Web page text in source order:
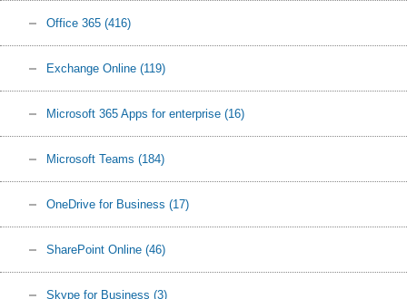
Office 365 (416)
Exchange Online (119)
Microsoft 365 Apps for enterprise (16)
Microsoft Teams (184)
OneDrive for Business (17)
SharePoint Online (46)
Skype for Business (3)